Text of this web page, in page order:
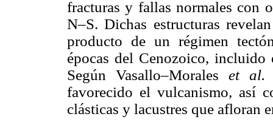
fracturas y fallas normales con
N–S. Dichas estructuras
producto de un régimen
épocas del Cenozoico, incluido
Según Vasallo–Moraleset al.
favorecido el vulcanismo, así
clásticas y lacustres que afloran